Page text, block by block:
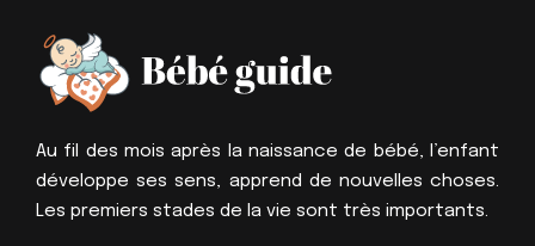
Au fil des mois après la naissance de bébé, l’enfant
développe ses sens, apprend de nouvelles choses.
Les premiers stades de la vie sont très importants.